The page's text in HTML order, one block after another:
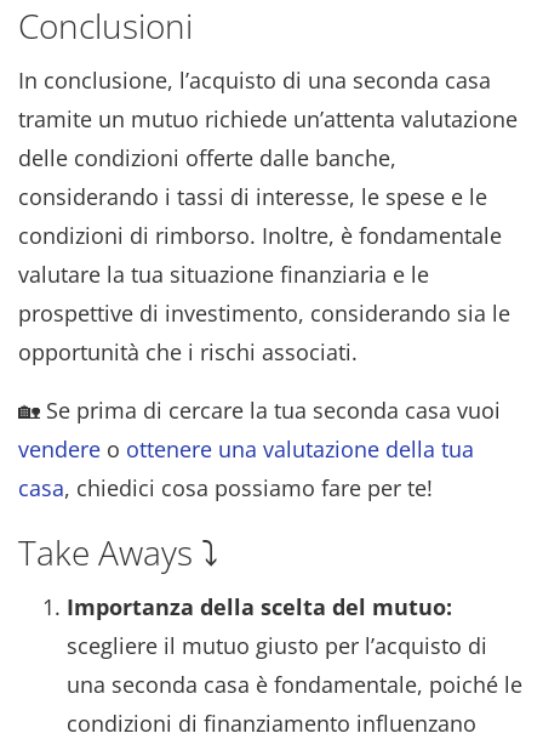
Conclusioni
In conclusione, l’acquisto di una seconda casa
tramite un mutuo richiede un’attenta valutazione
delle condizioni offerte dalle banche,
considerando i tassi di interesse, le spese e le
condizioni di rimborso. Inoltre, è fondamentale
valutare la tua situazione finanziaria e le
prospettive di investimento, considerando sia le
opportunità che i rischi associati.
🏡 Se prima di cercare la tua seconda casa vuoi
vendere o ottenere una valutazione della tua
casa, chiedici cosa possiamo fare per te!
Take Aways ⤵️
Importanza della scelta del mutuo:
scegliere il mutuo giusto per l’acquisto di
una seconda casa è fondamentale, poiché le
condizioni di finanziamento influenzano